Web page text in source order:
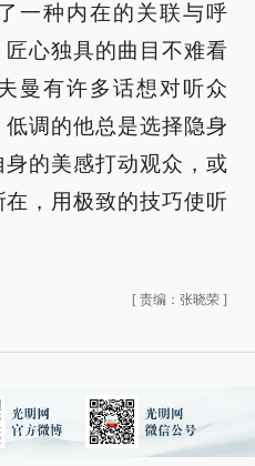
一种内在的关联与呼
心独具的曲目不难看
曼有许多话想对听众
调的他总是选择隐身
的美感打动观众，或
，用极致的技巧使听
[ 责编：张晓荣 ]